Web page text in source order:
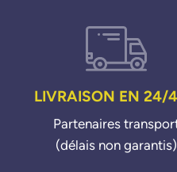
LIVRAISON EN 24/
Partenaires
(délais non garantis)